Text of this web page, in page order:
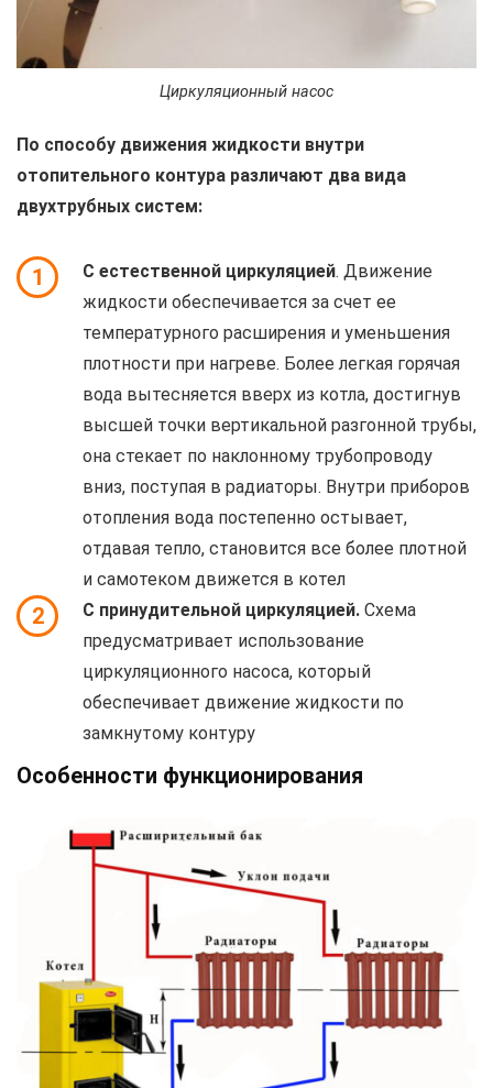
Циркуляционный насос
По способу движения жидкости внутри
отопительного контура различают два вида
двухтрубных систем:
1 С естественной циркуляцией. Движение
жидкости обеспечивается за счет ее
температурного расширения и уменьшения
плотности при нагреве. Более легкая горячая
вода вытесняется вверх из котла, достигнув
высшей точки вертикальной разгонной трубы,
она стекает по наклонному трубопроводу
вниз, поступая в радиаторы. Внутри приборов
отопления вода постепенно остывает,
отдавая тепло, становится все более плотной
и самотеком движется в котел
2 С принудительной циркуляцией. Схема
предусматривает использование
циркуляционного насоса, который
обеспечивает движение жидкости по
замкнутому контуру
Особенности функционирования